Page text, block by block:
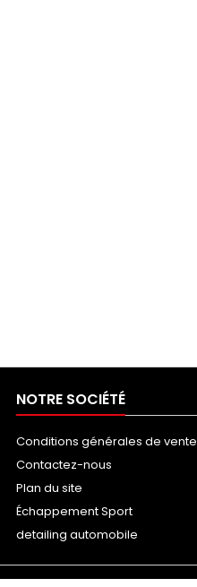
NOTRE SOCIÉTÉ
Conditions générales de vente
Contactez-nous
Plan du site
Échappement Sport
detailing automobile